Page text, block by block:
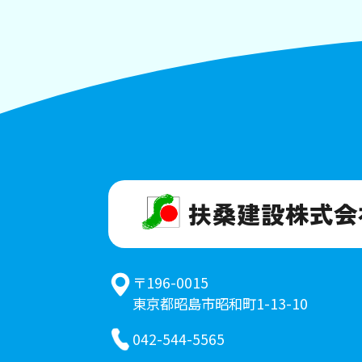
扶桑建設株式
〒196-0015
東京都昭島市昭和町1-13-10
042-544-5565